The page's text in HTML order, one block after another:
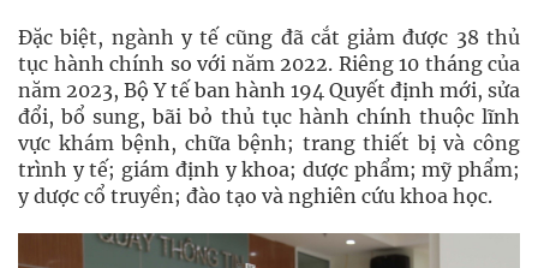
Đặc biệt, ngành y tế cũng đã cắt giảm được 38 thủ
tục hành chính so với năm 2022. Riêng 10 tháng của
năm 2023, Bộ Y tế ban hành 194 Quyết định mới, sửa
đổi, bổ sung, bãi bỏ thủ tục hành chính thuộc lĩnh
vực khám bệnh, chữa bệnh; trang thiết bị và công
trình y tế; giám định y khoa; dược phẩm; mỹ phẩm;
y dược cổ truyền; đào tạo và nghiên cứu khoa học.